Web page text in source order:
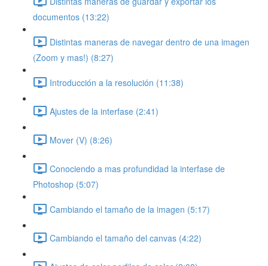
documentos (13:22)
Distintas maneras de navegar dentro de una imagen
(Zoom y mas!) (8:27)
Introducción a la resolución (11:38)
Ajustes de la interfase (2:41)
Mover (V) (8:26)
Conociendo a mas profundidad la interfase de
Photoshop (5:07)
Cambiando el tamaño de la imagen (5:17)
Cambiando el tamaño del canvas (4:22)